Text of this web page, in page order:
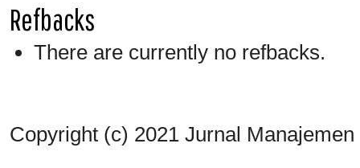
Refbacks
There are currently no refbacks.
Copyright (c) 2021 Jurnal